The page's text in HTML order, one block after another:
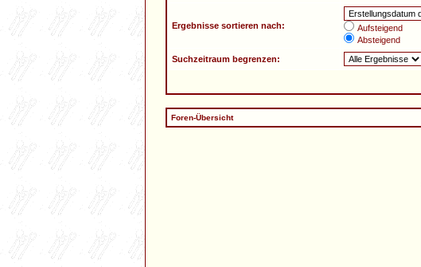
Ergebnisse sortieren nach:
Aufsteigend
Absteigend
Suchzeitraum begrenzen:
Foren-Übersicht